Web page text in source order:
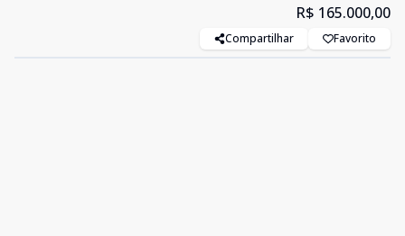
R$ 165.000,00
Compartilhar Favorito